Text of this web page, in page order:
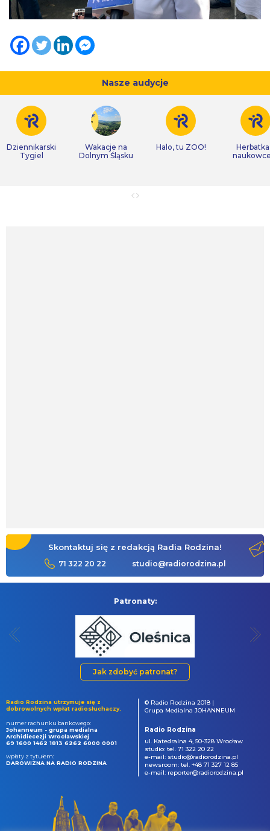
Nasze audycje
Dziennikarski
Tygiel
Wakacje na
Dolnym Śląsku
Halo, tu ZOO!
Skontaktuj się z redakcją Radia Rodzina!
71 322 20 22 studio@radiorodzina.pl
Patronaty:
Jak zdobyć patronat?
Radio Rodzina utrzymuje się z
dobrowolnych wpłat radiosłuchaczy.
numer rachunku bankowego:
Johanneum - grupa medialna
Archidiecezji Wrocławskiej
69 1600 1462 1813 6262 6000 0001
wpłaty z tytułem:
DAROWIZNA NA RADIO RODZINA
© Radio Rodzina 2018 |
Grupa Medialna JOHANNEUM
Radio Rodzina
ul. Katedralna 4, 50-328 Wrocław
studio: tel. 71 322 20 22
e-mail: studio@radiorodzina.pl
newsroom: tel. +48 71 327 12 85
e-mail: reporter@radiorodzina.pl